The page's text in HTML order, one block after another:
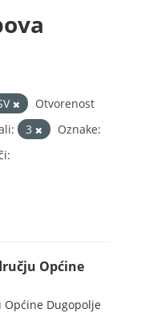
Otvorenost
3
Oznake:
Općine
Dugopolje